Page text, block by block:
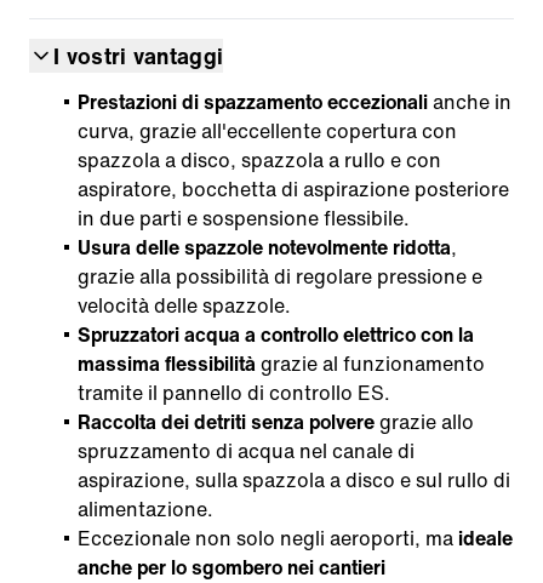
I vostri vantaggi
Prestazioni di spazzamento eccezionalianche in
curva, grazie all'eccellente copertura con
spazzola a disco, spazzola a rullo e con
aspiratore, bocchetta di aspirazione posteriore
in due parti e sospensione flessibile.
Usura delle spazzole notevolmente ridotta,
grazie alla possibilità di regolare pressione e
velocità delle spazzole.
Spruzzatori acqua a controllo elettrico con la
massima flessibilitàgrazie al funzionamento
tramite il pannello di controllo ES.
Raccolta dei detriti senza polveregrazie allo
spruzzamento di acqua nel canale di
aspirazione, sulla spazzola a disco e sul rullo di
alimentazione.
Eccezionale non solo negli aeroporti, ma ideale
anche per lo sgombero nei cantieri